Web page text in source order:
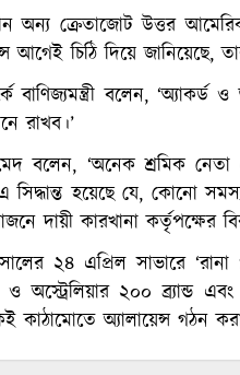
অন্য ক্রেতাজোট উত্তর
আগেই চিঠি দিয়ে
বলেন, ‘অ্যাকর্ড ও
রাখব।’
বলেন, ‘অনেক শ্রমিক
হয়েছে যে, কোনো
দায়ী কারখানা কর্তৃপক্ষের
২৪ এপ্রিল সাভারে
অস্ট্রেলিয়ার ২০০ ব্র্যান্ড
অ্যালায়েন্স গঠন